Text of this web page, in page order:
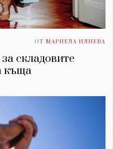
ОТ МАРИЕЛА ИЛИЕВА
складовите
къща